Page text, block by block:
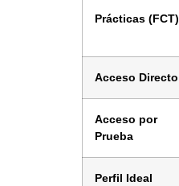
Prácticas (FCT)
Acceso Directo
Acceso por
Prueba
Perfil Ideal